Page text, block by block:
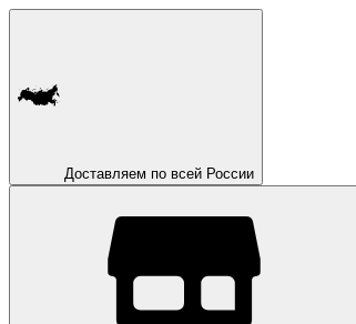
Доставляем по всей России